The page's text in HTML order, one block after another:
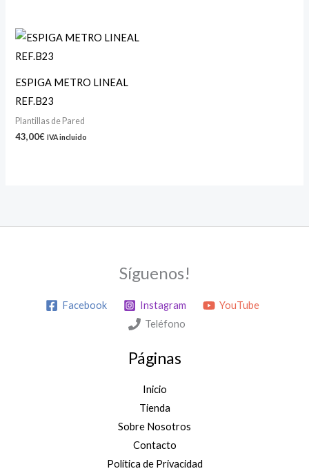
ESPIGA METRO LINEAL
REF.B23
Plantillas de Pared
43,00€ IVA incluido
Síguenos!
Facebook Instagram
YouTube
Teléfono
Páginas
Inicio
Tienda
Sobre Nosotros
Contacto
Política de Privacidad